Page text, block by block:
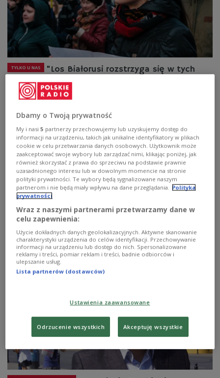
TYLKO U NAS
"Los Białorusi rozstrzyga się w tych
dniach"
BLOG FRANAKA WIACZORKI
Czego Białorusini oczekują od
Andrzeja Dudy?
Dbamy o Twoją prywatność
My i nasi5 partnerzy przechowujemy lub uzyskujemy dostęp do
informacji na urządzeniu, takich jak unikalne identyfikatory w plikach
cookie w celu przetwarzania danych osobowych. Użytkownik może
zaakceptować swoje wybory lub zarządzać nimi, klikając poniżej, jak
również skorzystać z prawa do sprzeciwu na podstawie prawnie
uzasadnionego interesu lub w dowolnym momencie na stronie
polityki prywatności. Te wybory będą sygnalizowane naszym
partnerom i nie będą miały wpływu na dane przeglądania. Polityka
prywatności
Wraz z naszymi partnerami przetwarzamy dane w
celu zapewnienia:
Użycie dokładnych danych geolokalizacyjnych. Aktywne skanowanie
charakterystyki urządzenia do celów identyfikacji. Przechowywanie
informacji na urządzeniu lub dostęp do nich. Spersonalizowane
reklamy i treści, pomiar reklam i treści, badnie odbiorców i
ulepszanie usług.
Lista partnerów (dostawców)
Ustawienia zaawansowane
Odrzucenie wszystkich Akceptuję wszystkie